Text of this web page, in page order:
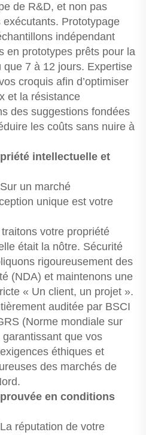
de R&D, et non pas
Prototypage
indépendant
en prototypes prêts pour la
7 à 12 jours. Expertise
croquis afin d’optimiser
et la résistance
des suggestions fondées
les coûts sans nuire à
intellectuelle et
un marché
unique est votre
votre propriété
était la nôtre. Sécurité
rigoureusement des
(NDA) et maintenons une
« Un client, un projet ».
auditée par BSCI
(Norme mondiale sur
que vos
éthiques et
des marchés de
en conditions
réputation de votre